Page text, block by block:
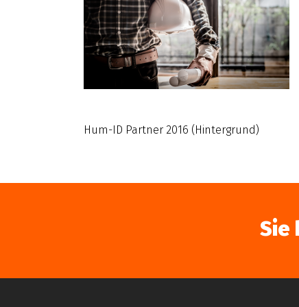
Hum-ID Partner 2016 (Hintergrund)
Sie